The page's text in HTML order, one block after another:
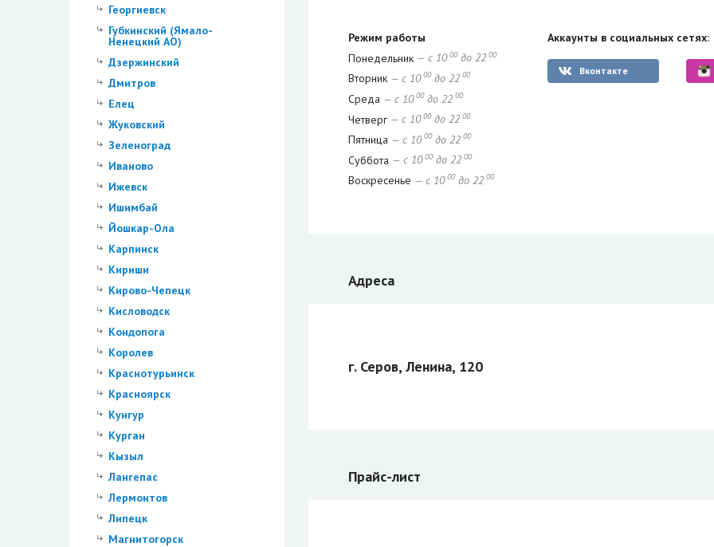
Георгиевск
Губкинский (Ямало-
Ненецкий АО)
Дзержинский
Дмитров
Елец
Жуковский
Зеленоград
Иваново
Ижевск
Ишимбай
Йошкар-Ола
Карпинск
Кириши
Кирово-Чепецк
Кисловодск
Кондопога
Королев
Краснотурьинск
Красноярск
Кунгур
Курган
Кызыл
Лангепас
Лермонтов
Липецк
Магнитогорск
Режим работы
Понедельник — с 10 00до 22 00
Вторник — с 10 00до 22 00
Среда — с 10 00до 22 00
Четверг — с 10 00до 22 00
Пятница — с 10 00до 22 00
Суббота — с 10 00до 22 00
Воскресенье — с 10 00до 22 00
Аккаунты в социальных сетях:
Вконтакте
Адреса
г. Серов, Ленина, 120
Прайс-лист